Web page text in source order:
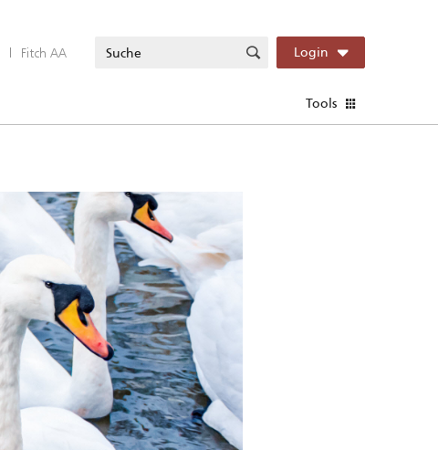
| Fitch AA Login
Tools